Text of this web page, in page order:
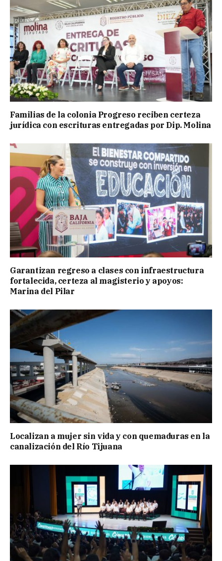
Familias de la colonia Progreso reciben certeza
jurídica con escrituras entregadas por Dip. Molina
Garantizan regreso a clases con infraestructura
fortalecida, certeza al magisterio y apoyos:
Marina del Pilar
Localizan a mujer sin vida y con quemaduras en la
canalización del Río Tijuana